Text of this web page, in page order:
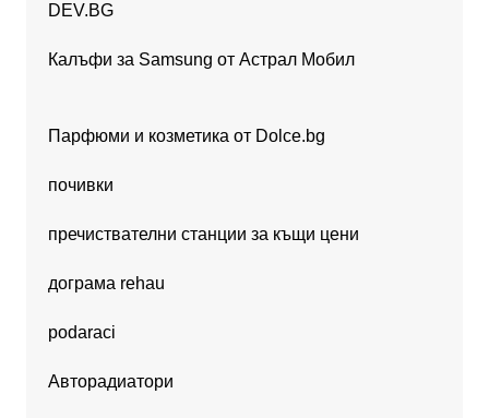
DEV.BG
Калъфи за Samsung от Астрал Мобил
Парфюми и козметика от Dolce.bg
почивки
пречиствателни станции за къщи цени
дограма rehau
podaraci
Авторадиатори